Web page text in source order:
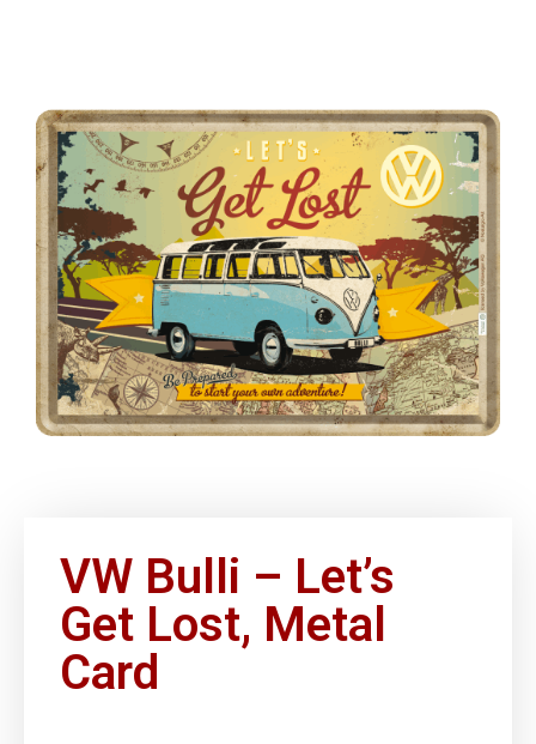
VW Bulli – Let’s
Get Lost, Metal
Card